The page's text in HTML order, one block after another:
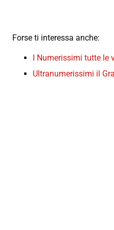
Forse ti interessa anche:
I Numerissimi tutte
Ultranumerissimi il